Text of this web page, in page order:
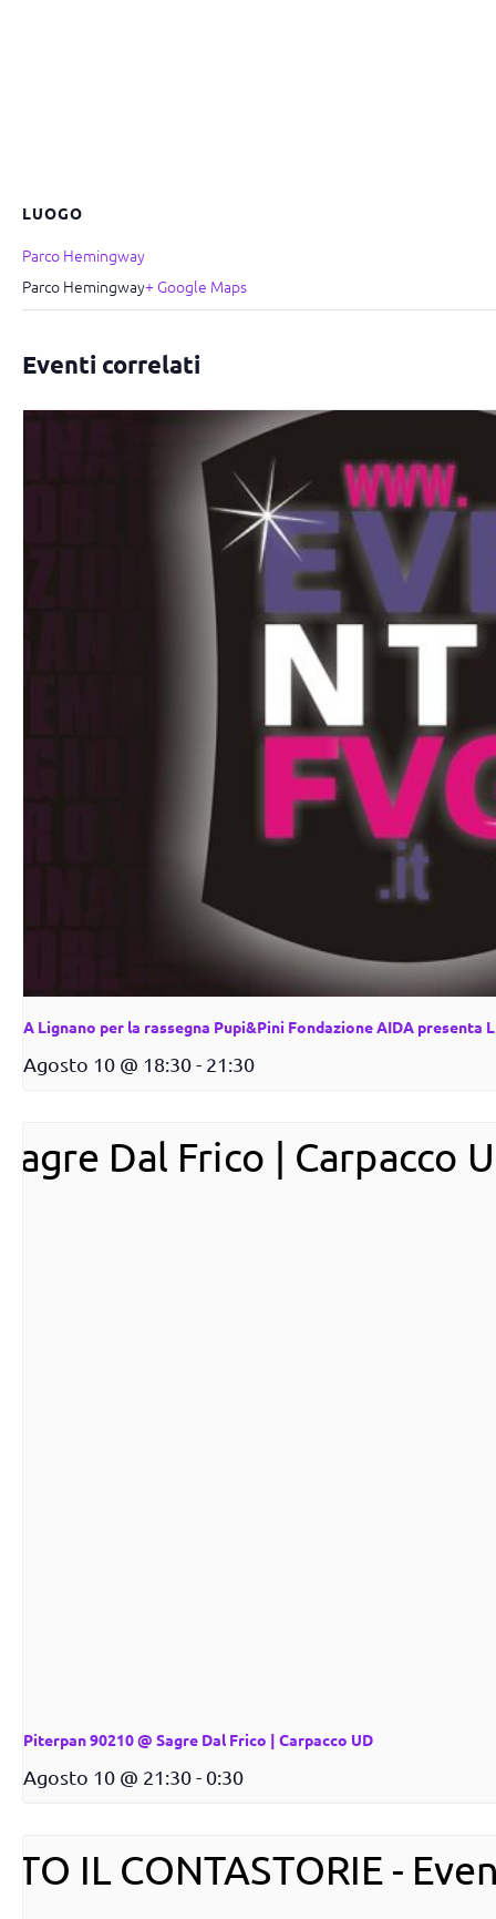
LUOGO
Parco Hemingway
Parco Hemingway+ Google Maps
Eventi correlati
A Lignano per la rassegna Pupi&Pini Fondazione AIDA presenta
Agosto 10 @ 18:30- 21:30
Piterpan 90210 @ Sagre Dal Frico | Carpacco UD
Agosto 10 @ 21:30- 0:30